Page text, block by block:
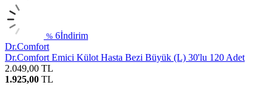
% 6İndirim
Dr.Comfort
Dr.Comfort Emici Külot Hasta Bezi Büyük (L) 30'lu 120 Adet
2.049,00 TL
1.925,00 TL